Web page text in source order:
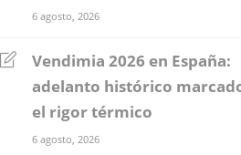
6 agosto, 2026
Vendimia 2026 en España:
adelanto histórico
el rigor térmico
6 agosto, 2026